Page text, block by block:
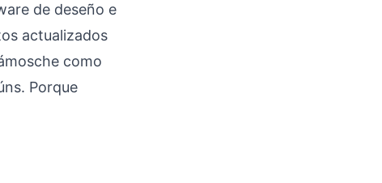
de deseño e
actualizados
como
Porque